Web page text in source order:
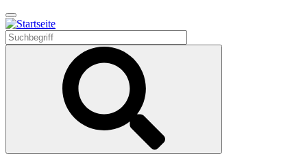
Direkt
zum
Inhalt